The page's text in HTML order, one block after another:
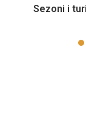
Sezoni i